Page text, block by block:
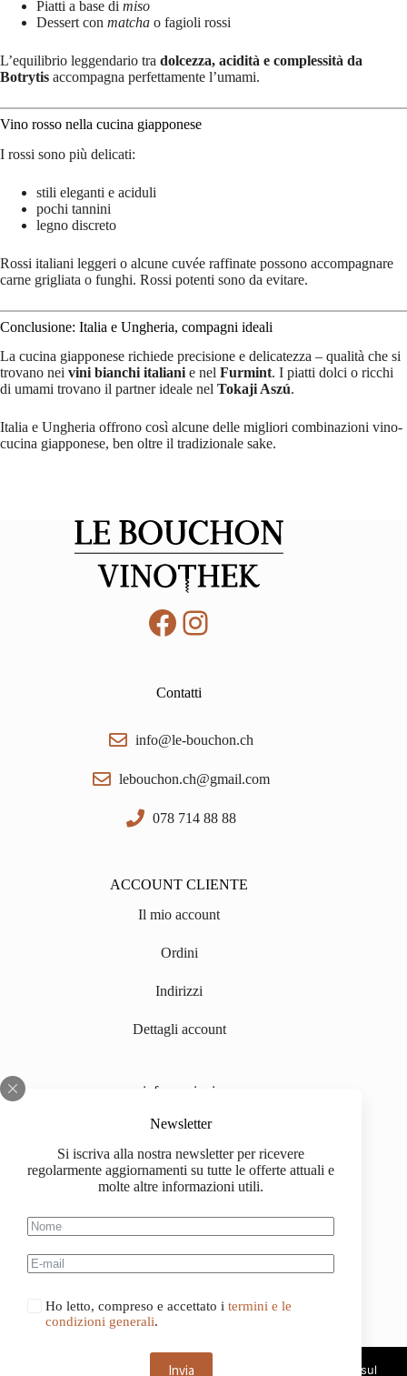
Newsletter
Si iscriva alla nostra newsletter per ricevere
regolarmente aggiornamenti su tutte le offerte attuali e
molte altre informazioni utili.
Ho letto, compreso e accettato i termini e le
condizioni generali.
Invia
Piatti a base di miso
Dessert con matcha o fagioli rossi
L’equilibrio leggendario tra dolcezza, acidità e complessità da
Botrytis accompagna perfettamente l’umami.
Vino rosso nella cucina giapponese
I rossi sono più delicati:
stili eleganti e aciduli
pochi tannini
legno discreto
Rossi italiani leggeri o alcune cuvée raffinate possono accompagnare
carne grigliata o funghi. Rossi potenti sono da evitare.
Conclusione: Italia e Ungheria, compagni ideali
La cucina giapponese richiede precisione e delicatezza – qualità che si
trovano nei vini bianchi italianie nel Furmint. I piatti dolci o ricchi
di umami trovano il partner ideale nel Tokaji Aszú.
Italia e Ungheria offrono così alcune delle migliori combinazioni vino-
cucina giapponese, ben oltre il tradizionale sake.
Facebook
Instagram
Contatti
info@le-bouchon.ch
lebouchon.ch@gmail.com
078 714 88 88
ACCOUNT CLIENTE
Il mio account
Ordini
Indirizzi
Dettagli account
informazioni
Chi siamo
Impressum
Informazioni sull'acquisto
Condizioni generali di contratto
Questo sito web utilizza i cookie. Continuando a navigare sul